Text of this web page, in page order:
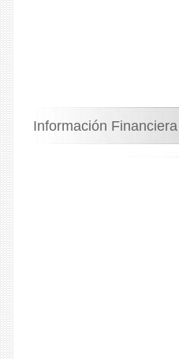
Información